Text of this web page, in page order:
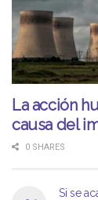
La acción
causa del
0 SHARES
Si se